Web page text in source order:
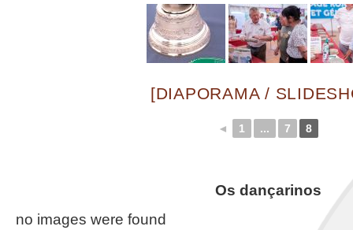
[DIAPORAMA /
◄ 1 ... 7 8
Os dançarinos
no images were found